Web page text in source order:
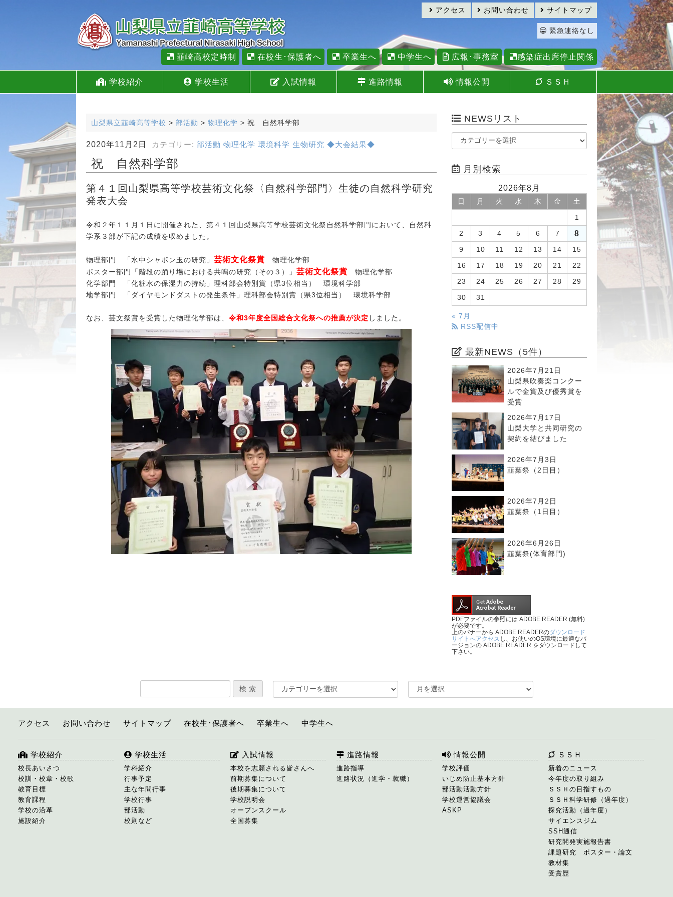
サイトマップ
お問い合わせ
アクセス
緊急連絡なし
韮崎高校定時制 在校生･保護者へ 卒業生へ 中学生へ 広報･事務室 感染症出席停止関係
学校紹介 学校生活 入試情報 進路情報 情報公開 ＳＳＨ
山梨県立韮崎高等学校 > 部活動 > 物理化学 > 祝 自然科学部
2020年11月2日 カテゴリー: 部活動 物理化学 環境科学 生物研究 ◆大会結果◆
祝 自然科学部
第４１回山梨県高等学校芸術文化祭〈自然科学部門〉生徒の自然科学研究
発表大会
令和２年１１月１日に開催された、第４１回山梨県高等学校芸術文化祭自然科学部門において、自然科
学系３部が下記の成績を収めました。
物理部門 「水中シャボン玉の研究」 芸術文化祭賞 物理化学部
ポスター部門「階段の踊り場における共鳴の研究（その３）」 芸術文化祭賞 物理化学部
化学部門 「化粧水の保湿力の持続」理科部会特別賞（県3位相当） 環境科学部
地学部門 「ダイヤモンドダストの発生条件」理科部会特別賞（県3位相当） 環境科学部
なお、芸文祭賞を受賞した物理化学部は、 令和3年度全国総合文化祭への推薦が決定 しました。
NEWSリスト
月別検索
2026年8月
日 月 火 水 木 金 土
1
2 3 4 5 6 7 8
9 10 11 12 13 14 15
16 17 18 19 20 21 22
23 24 25 26 27 28 29
30 31
« 7月
RSS配信中
最新NEWS（5件）
2026年7月21日
山梨県吹奏楽コンクー
ルで金賞及び優秀賞を
受賞
2026年7月17日
山梨大学と共同研究の
契約を結びました
2026年7月3日
韮葉祭（2日目）
2026年7月2日
韮葉祭（1日目）
2026年6月26日
韮葉祭(体育部門)
PDFファイルの参照には ADOBE READER (無料)
が必要です。
上のバナーから ADOBE READERのダウンロード
サイトへアクセス し、お使いのOS環境に最適なバ
ージョンの ADOBE READER をダウンロードして
下さい。
アクセス お問い合わせ サイトマップ 在校生･保護者へ 卒業生へ 中学生へ
学校紹介
校長あいさつ
校訓・校章・校歌
教育目標
教育課程
学校の沿革
施設紹介
学校生活
学科紹介
行事予定
主な年間行事
学校行事
部活動
校則など
入試情報
本校を志願される皆さんへ
前期募集について
後期募集について
学校説明会
オープンスクール
全国募集
進路情報
進路指導
進路状況（進学・就職）
情報公開
学校評価
いじめ防止基本方針
部活動活動方針
学校運営協議会
ASKP
ＳＳＨ
新着のニュース
今年度の取り組み
ＳＳＨの目指すもの
ＳＳＨ科学研修（過年度）
探究活動（過年度）
サイエンスジム
SSH通信
研究開発実施報告書
課題研究 ポスター・論文
教材集
受賞歴